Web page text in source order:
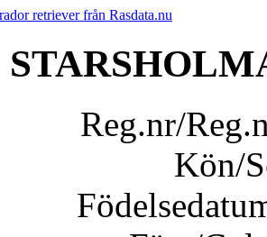
Reg.nr/
Kön/